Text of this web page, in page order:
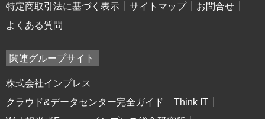
特定商取引法に基づく表示
サイトマップ
お問合せ
よくある質問
関連グループサイト
株式会社インプレス
クラウド&データセンター完全ガイド
Think IT